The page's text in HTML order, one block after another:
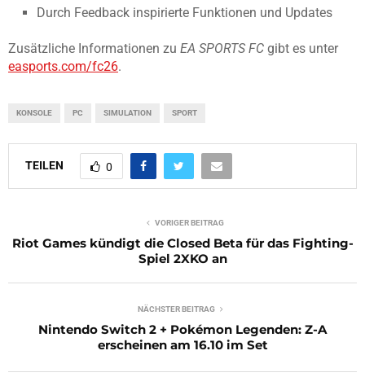
Durch Feedback inspirierte Funktionen und Updates
Zusätzliche Informationen zu EA SPORTS FC gibt es unter
easports.com/fc26.
KONSOLE PC SIMULATION SPORT
TEILEN 0
VORIGER BEITRAG
Riot Games kündigt die Closed Beta für das Fighting-
Spiel 2XKO an
NÄCHSTER BEITRAG
Nintendo Switch 2 + Pokémon Legenden: Z-A
erscheinen am 16.10 im Set